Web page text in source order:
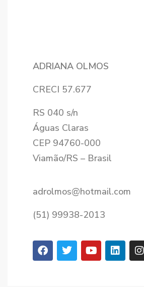
ADRIANA OLMOS
CRECI 57.677
RS 040 s/n
Águas Claras
CEP 94760-000
Viamão/RS – Brasil
adrolmos@hotmail.com
(51) 99938-2013